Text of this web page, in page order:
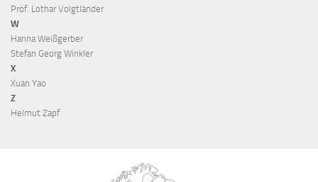
Prof. Lothar Voigtländer
W
Hanna Weißgerber
Stefan Georg Winkler
X
Xuan Yao
Z
Helmut Zapf